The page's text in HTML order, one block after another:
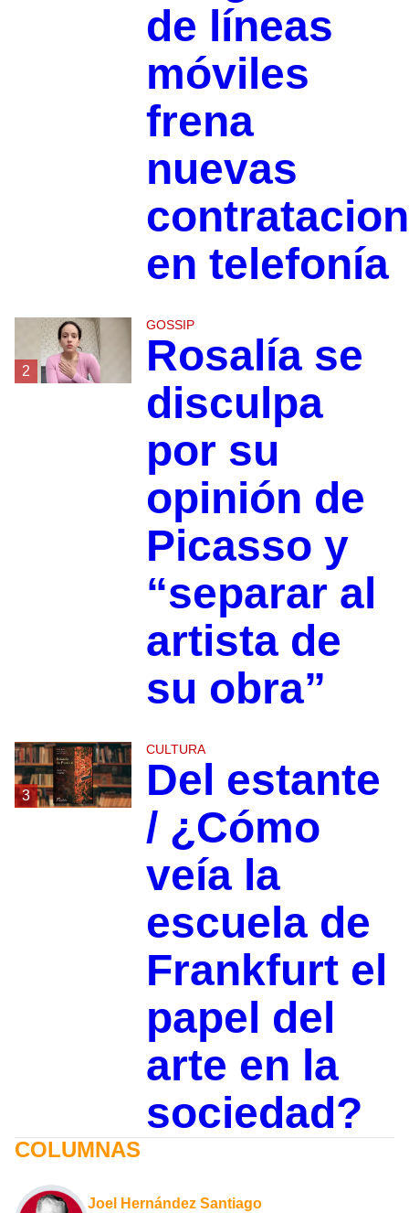
de líneas
móviles
frena
nuevas
en telefonía
2
GOSSIP
Rosalía se
disculpa
por su
opinión de
Picasso y
“separar al
artista de
su obra”
3
CULTURA
Del estante
/ ¿Cómo
veía la
escuela de
Frankfurt el
papel del
arte en la
sociedad?
COLUMNAS
Joel Hernández Santiago